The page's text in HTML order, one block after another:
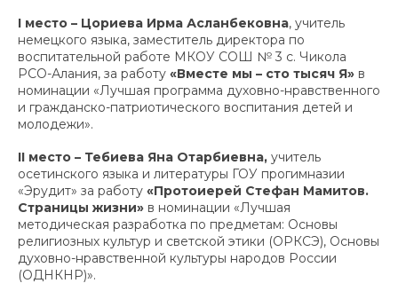
I место – Цориева Ирма Асланбековна, учитель
немецкого языка, заместитель директора по
воспитательной работе МКОУ СОШ № 3 с. Чикола
РСО-Алания, за работу «Вместе мы – сто тысяч Я» в
номинации «Лучшая программа духовно-нравственного
и гражданско-патриотического воспитания детей и
молодежи».
II место – Тебиева Яна Отарбиевна, учитель
осетинского языка и литературы ГОУ прогимназии
«Эрудит» за работу «Протоиерей Стефан Мамитов.
Страницы жизни» в номинации «Лучшая
методическая разработка по предметам: Основы
религиозных культур и светской этики (ОРКСЭ), Основы
духовно-нравственной культуры народов России
(ОДНКНР)».